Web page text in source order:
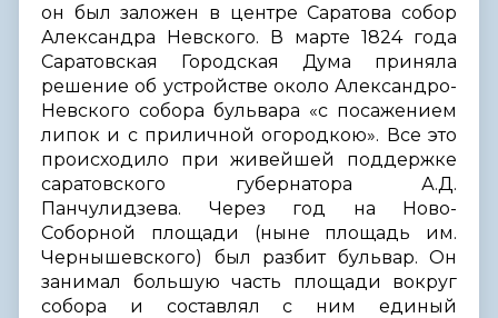
он был заложен в центре Саратова собор
Александра Невского. В марте 1824 года
Саратовская Городская Дума приняла
решение об устройстве около Александро-
Невского собора бульвара «с посажением
липок и с приличной огородкою». Все это
происходило при живейшей поддержке
саратовского губернатора А.Д.
Панчулидзева. Через год на Ново-
Соборной площади (ныне площадь им.
Чернышевского) был разбит бульвар. Он
занимал большую часть площади вокруг
собора и составлял с ним единый